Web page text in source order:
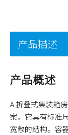
产品描述
产品概述
A 折叠式集装箱
案。它具有标准
宽敞的结构。容